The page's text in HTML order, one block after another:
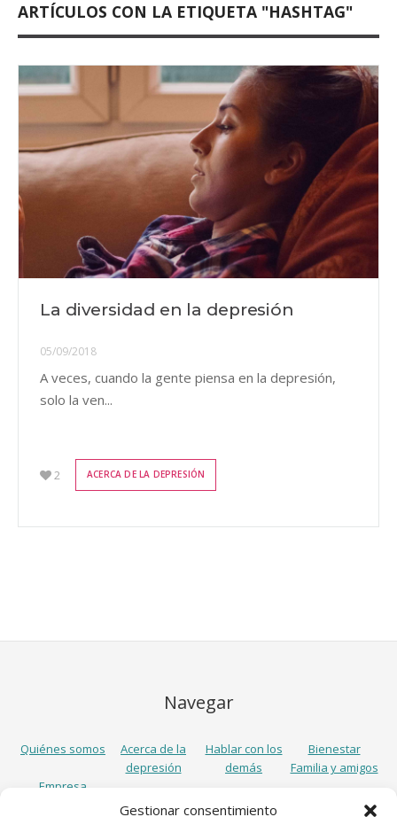
Gestionar consentimiento
ARTÍCULOS CON LA ETIQUETA "HASHTAG"
La diversidad en la depresión
05/09/2018
A veces, cuando la gente piensa en la depresión,
solo la ven...
2 ACERCA DE LA DEPRESIÓN
Navegar
Quiénes somos
Acerca de la
depresión
Hablar con los
demás
Bienestar
Familia y amigos
Empresa